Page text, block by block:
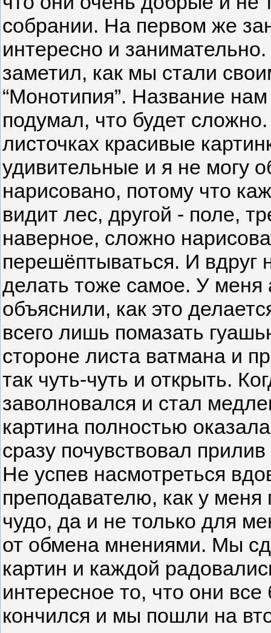
собрании. На первом же
интересно и
заметил, как мы стали
“Монотипия”. Название
подумал, что будет
листочках красивые
удивительные и я не могу
нарисовано, потому что
видит лес, другой - поле,
наверное, сложно
перешёптываться. И
делать тоже самое. У
объяснили, как это
всего лишь помазать
стороне листа ватмана и
так чуть-чуть и открыть.
заволновался и стал
картина полностью
сразу почувствовал
Не успев насмотреться
преподавателю, как у
чудо, да и не только для
от обмена мнениями. Мы
картин и каждой
интересное то, что они
кончился и мы пошли на